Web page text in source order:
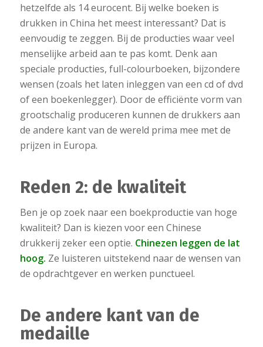
hetzelfde als 14 eurocent. Bij welke boeken is
drukken in China het meest interessant? Dat is
eenvoudig te zeggen. Bij de producties waar veel
menselijke arbeid aan te pas komt. Denk aan
speciale producties, full-colourboeken, bijzondere
wensen (zoals het laten inleggen van een cd of dvd
of een boekenlegger). Door de efficiënte vorm van
grootschalig produceren kunnen de drukkers aan
de andere kant van de wereld prima mee met de
prijzen in Europa.
Reden 2: de kwaliteit
Ben je op zoek naar een boekproductie van hoge
kwaliteit? Dan is kiezen voor een Chinese
drukkerij zeker een optie. Chinezen leggen de lat
hoog. Ze luisteren uitstekend naar de wensen van
de opdrachtgever en werken punctueel.
De andere kant van de
medaille